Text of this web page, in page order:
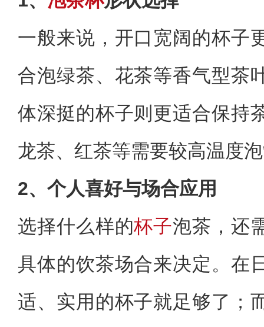
一般来说，开口宽阔的杯子
合泡绿茶、花茶等香气型茶
体深挺的杯子则更适合保持
龙茶、红茶等需要较高温度
2、个人喜好与场合应用
选择什么样的杯子泡茶，还
具体的饮茶场合来决定。在
适、实用的杯子就足够了；